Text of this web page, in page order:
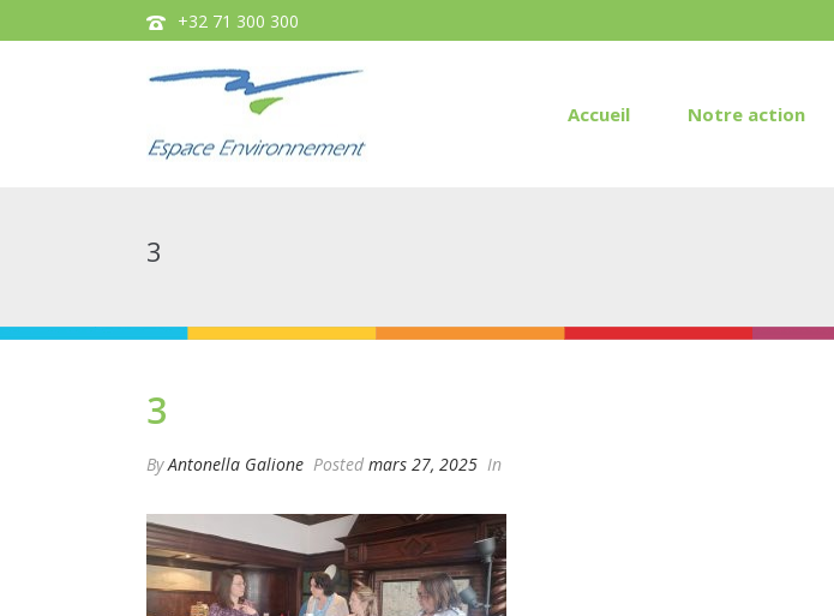
+32 71 300 300
Accueil Notre action
3
3
ByAntonella Galione Posted mars 27, 2025 In